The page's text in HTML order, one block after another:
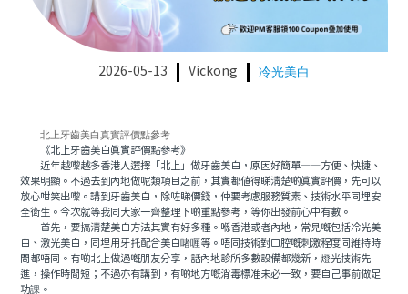
2026-05-13 Vickong 冷光美白
北上牙齒美白真實評價點參考
《北上牙齒美白真實評價點參考》
近年越嚟越多香港人選擇「北上」做牙齒美白，原因好簡單——方便、快捷、
效果明顯。不過去到內地做呢類項目之前，其實都值得睇清楚啲真實評價，先可以
放心咁笑出嚟。講到牙齒美白，除咗睇價錢，仲要考慮服務質素、技術水平同埋安
全衛生。今次就等我同大家一齊整理下啲重點參考，等你出發前心中有數。
首先，要搞清楚美白方法其實有好多種。喺香港或者內地，常見嘅包括冷光美
白、激光美白，同埋用牙托配合美白啫喱等。唔同技術對口腔嘅刺激程度同維持時
間都唔同。有啲北上做過嘅朋友分享，話內地診所多數設備都幾新，燈光技術先
進，操作時間短；不過亦有講到，有啲地方嘅消毒標准未必一致，要自己事前做足
功課。